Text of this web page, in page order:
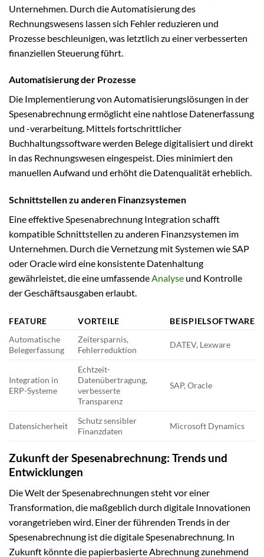
Unternehmen. Durch die Automatisierung des
Rechnungswesens lassen sich Fehler reduzieren und
Prozesse beschleunigen, was letztlich zu einer verbesserten
finanziellen Steuerung führt.
Automatisierung der Prozesse
Die Implementierung von Automatisierungslösungen in der
Spesenabrechnung ermöglicht eine nahtlose Datenerfassung
und -verarbeitung. Mittels fortschrittlicher
Buchhaltungssoftware werden Belege digitalisiert und direkt
in das Rechnungswesen eingespeist. Dies minimiert den
manuellen Aufwand und erhöht die Datenqualität erheblich.
Schnittstellen zu anderen Finanzsystemen
Eine effektive Spesenabrechnung Integration schafft
kompatible Schnittstellen zu anderen Finanzsystemen im
Unternehmen. Durch die Vernetzung mit Systemen wie SAP
oder Oracle wird eine konsistente Datenhaltung
gewährleistet, die eine umfassendeAnalyse und Kontrolle
der Geschäftsausgaben erlaubt.
FEATURE VORTEILE
BEISPIELSOFTWARE
Automatische
Belegerfassung
Zeitersparnis,
Fehlerreduktion
DATEV, Lexware
Integration in
ERP-Systeme
Echtzeit-
Datenübertragung,
verbesserte
Transparenz
SAP, Oracle
Datensicherheit
Schutz sensibler
Finanzdaten
Microsoft Dynamics
Zukunft der Spesenabrechnung: Trends und
Entwicklungen
Die Welt der Spesenabrechnungen steht vor einer
Transformation, die maßgeblich durch digitale Innovationen
vorangetrieben wird. Einer der führenden Trends in der
Spesenabrechnung ist die digitale Spesenabrechnung. In
Zukunft könnte die papierbasierte Abrechnung zunehmend